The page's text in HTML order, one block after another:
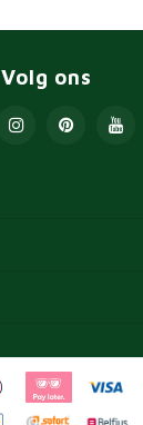
Volg ons